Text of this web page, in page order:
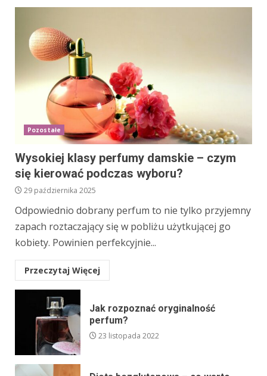
Pozostałe
Wysokiej klasy perfumy damskie – czym
się kierować podczas wyboru?
29 października 2025
Odpowiednio dobrany perfum to nie tylko przyjemny
zapach roztaczający się w pobliżu użytkującej go
kobiety. Powinien perfekcyjnie...
Przeczytaj Więcej
Jak rozpoznać oryginalność
perfum?
23 listopada 2022